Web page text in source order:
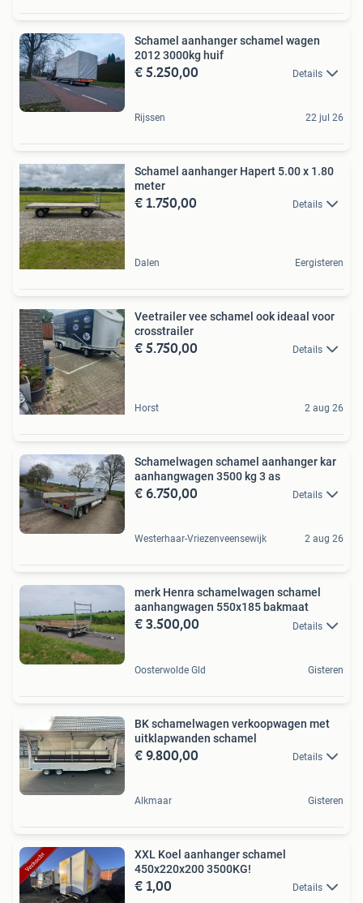
Schamel aanhanger schamel wagen
2012 3000kg huif
€ 5.250,00 Details
Rijssen 22 jul 26
Schamel aanhanger Hapert 5.00 x 1.80
meter
€ 1.750,00 Details
Dalen Eergisteren
Veetrailer vee schamel ook ideaal voor
crosstrailer
€ 5.750,00 Details
Horst 2 aug 26
Schamelwagen schamel aanhanger kar
aanhangwagen 3500 kg 3 as
€ 6.750,00 Details
Westerhaar-Vriezenveensewijk 2 aug 26
merk Henra schamelwagen schamel
aanhangwagen 550x185 bakmaat
€ 3.500,00 Details
Oosterwolde Gld Gisteren
BK schamelwagen verkoopwagen met
uitklapwanden schamel
€ 9.800,00 Details
Alkmaar Gisteren
XXL Koel aanhanger schamel
450x220x200 3500KG!
€ 1,00 Details